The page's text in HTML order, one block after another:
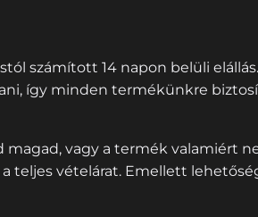
számított 14 napon belüli
így minden termékünkre
magad, vagy a termék valamiért
teljes vételárat. Emellett